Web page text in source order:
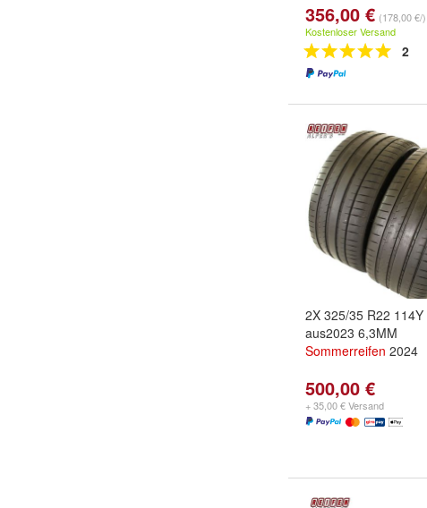
356,00 € (178,00 €/)
Kostenloser Versand
2
2X 325/35 R22 114Y
aus2023 6,3MM
Sommerreifen 2024
500,00 €
+ 35,00 € Versand